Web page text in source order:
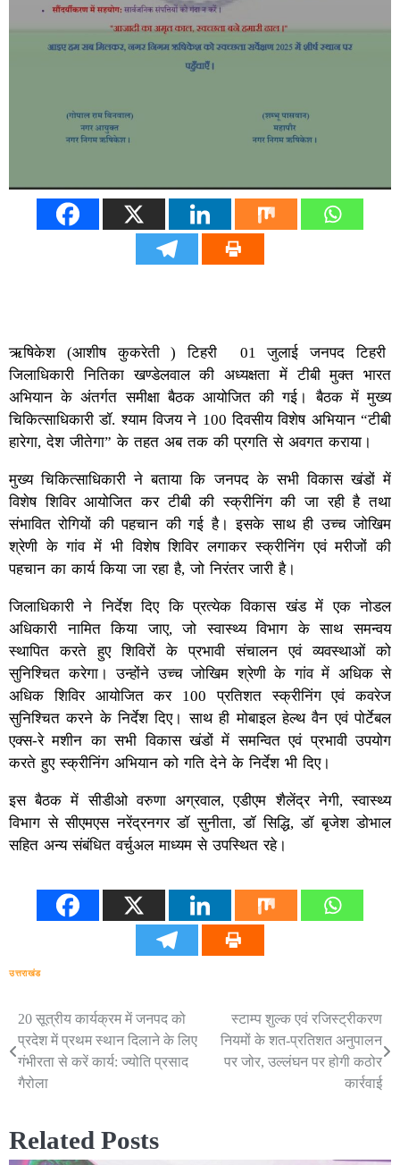
ऋषिकेश (आशीष कुकरेती ) टिहरी 01 जुलाई जनपद टिहरी
जिलाधिकारी नितिका खण्डेलवाल की अध्यक्षता में टीबी मुक्त भारत
अभियान के अंतर्गत समीक्षा बैठक आयोजित की गई। बैठक में मुख्य
चिकित्साधिकारी डॉ. श्याम विजय ने 100 दिवसीय विशेष अभियान “टीबी
हारेगा, देश जीतेगा” के तहत अब तक की प्रगति से अवगत कराया।
मुख्य चिकित्साधिकारी ने बताया कि जनपद के सभी विकास खंडों में
विशेष शिविर आयोजित कर टीबी की स्क्रीनिंग की जा रही है तथा
संभावित रोगियों की पहचान की गई है। इसके साथ ही उच्च जोखिम
श्रेणी के गांव में भी विशेष शिविर लगाकर स्क्रीनिंग एवं मरीजों की
पहचान का कार्य किया जा रहा है, जो निरंतर जारी है।
जिलाधिकारी ने निर्देश दिए कि प्रत्येक विकास खंड में एक नोडल
अधिकारी नामित किया जाए, जो स्वास्थ्य विभाग के साथ समन्वय
स्थापित करते हुए शिविरों के प्रभावी संचालन एवं व्यवस्थाओं को
सुनिश्चित करेगा। उन्होंने उच्च जोखिम श्रेणी के गांव में अधिक से
अधिक शिविर आयोजित कर 100 प्रतिशत स्क्रीनिंग एवं कवरेज
सुनिश्चित करने के निर्देश दिए। साथ ही मोबाइल हेल्थ वैन एवं पोर्टेबल
एक्स-रे मशीन का सभी विकास खंडों में समन्वित एवं प्रभावी उपयोग
करते हुए स्क्रीनिंग अभियान को गति देने के निर्देश भी दिए।
इस बैठक में सीडीओ वरुणा अग्रवाल, एडीएम शैलेंद्र नेगी, स्वास्थ्य
विभाग से सीएमएस नरेंद्रनगर डॉ सुनीता, डॉ सिद्धि, डॉ बृजेश डोभाल
सहित अन्य संबंधित वर्चुअल माध्यम से उपस्थित रहे।
उत्तराखंड
Post
navigation
20 सूत्रीय कार्यक्रम में जनपद को
प्रदेश में प्रथम स्थान दिलाने के लिए
गंभीरता से करें कार्य: ज्योति प्रसाद
गैरोला
स्टाम्प शुल्क एवं रजिस्ट्रीकरण
नियमों के शत-प्रतिशत अनुपालन
पर जोर, उल्लंघन पर होगी कठोर
कार्रवाई
Related Posts